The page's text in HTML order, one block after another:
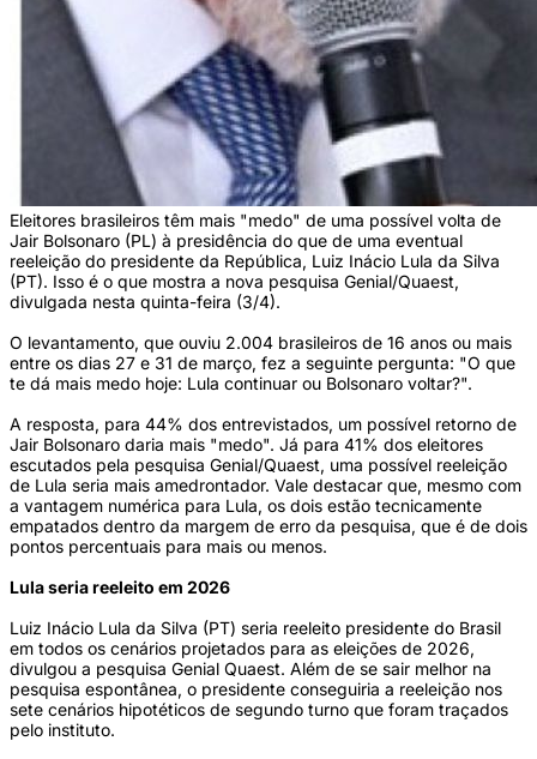
Eleitores brasileiros têm mais "medo" de uma possível volta de
Jair Bolsonaro (PL) à presidência do que de uma eventual
reeleição do presidente da República, Luiz Inácio Lula da Silva
(PT). Isso é o que mostra a nova pesquisa Genial/Quaest,
divulgada nesta quinta-feira (3/4).
O levantamento, que ouviu 2.004 brasileiros de 16 anos ou mais
entre os dias 27 e 31 de março, fez a seguinte pergunta: "O que
te dá mais medo hoje: Lula continuar ou Bolsonaro voltar?".
A resposta, para 44% dos entrevistados, um possível retorno de
Jair Bolsonaro daria mais "medo". Já para 41% dos eleitores
escutados pela pesquisa Genial/Quaest, uma possível reeleição
de Lula seria mais amedrontador. Vale destacar que, mesmo com
a vantagem numérica para Lula, os dois estão tecnicamente
empatados dentro da margem de erro da pesquisa, que é de dois
pontos percentuais para mais ou menos.
Lula seria reeleito em 2026
Luiz Inácio Lula da Silva (PT) seria reeleito presidente do Brasil
em todos os cenários projetados para as eleições de 2026,
divulgou a pesquisa Genial Quaest. Além de se sair melhor na
pesquisa espontânea, o presidente conseguiria a reeleição nos
sete cenários hipotéticos de segundo turno que foram traçados
pelo instituto.